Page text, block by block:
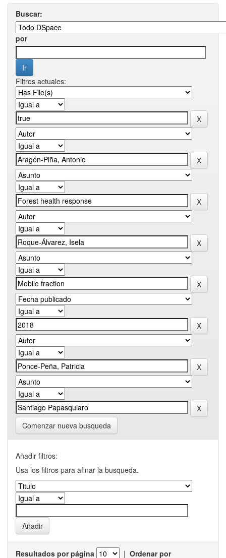
Buscar:
por
Filtros actuales:
Comenzar nueva busqueda
Añadir filtros:
Usa los filtros para afinar la busqueda.
Resultados por página | Ordenar por